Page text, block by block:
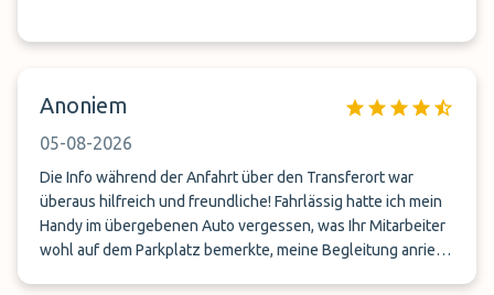
Anoniem
05-08-2026
Die Info während der Anfahrt über den Transferort war
überaus hilfreich und freundliche! Fahrlässig hatte ich mein
Handy im übergebenen Auto vergessen, was Ihr Mitarbeiter
wohl auf dem Parkplatz bemerkte, meine Begleitung anrief